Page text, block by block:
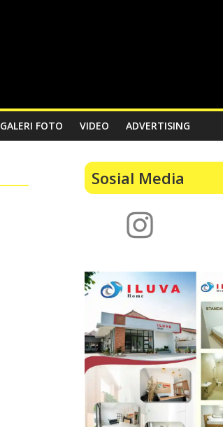
GALERI FOTO VIDEO ADVERTISING
Sosial Media